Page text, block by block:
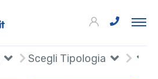
Scegli Tipologia